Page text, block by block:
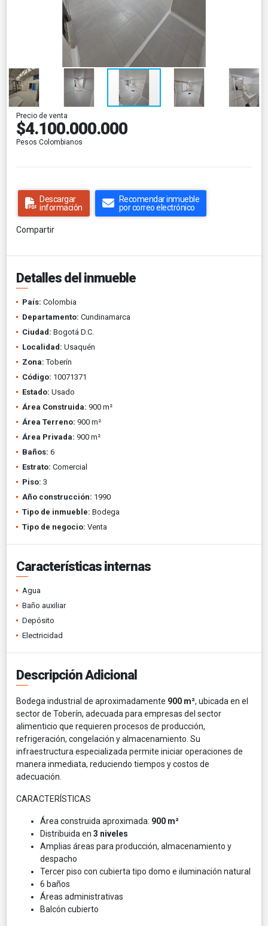
Precio de venta
$4.100.000.000
Pesos Colombianos
Descargar
información
Recomendar inmueble
por correo electrónico
Compartir
Detalles del inmueble
País: Colombia
Departamento: Cundinamarca
Ciudad: Bogotá D.C.
Localidad: Usaquén
Zona: Toberín
Código: 10071371
Estado: Usado
Área Construida: 900 m²
Área Terreno: 900 m²
Área Privada: 900 m²
Baños: 6
Estrato: Comercial
Piso: 3
Año construcción: 1990
Tipo de inmueble: Bodega
Tipo de negocio: Venta
Características internas
Agua
Baño auxiliar
Depósito
Electricidad
Descripción Adicional
Bodega industrial de aproximadamente 900 m², ubicada en el
sector de Toberín, adecuada para empresas del sector
alimenticio que requieren procesos de producción,
refrigeración, congelación y almacenamiento. Su
infraestructura especializada permite iniciar operaciones de
manera inmediata, reduciendo tiempos y costos de
adecuación.
CARACTERÍSTICAS
Área construida aproximada: 900 m²
Distribuida en 3 niveles
Amplias áreas para producción, almacenamiento y
despacho
Tercer piso con cubierta tipo domo e iluminación natural
6 baños
Áreas administrativas
Balcón cubierto